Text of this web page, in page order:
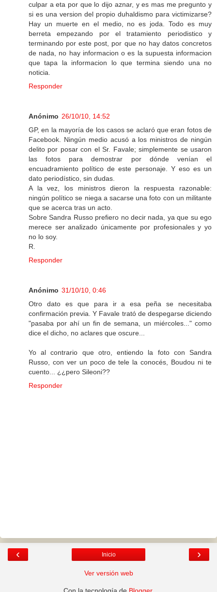
culpar a eta por que lo dijo aznar, y es mas me pregunto y
si es una version del propio duhaldismo para victimizarse?
Hay un muerte en el medio, no es joda. Todo es muy
berreta empezando por el tratamiento periodistico y
terminando por este post, por que no hay datos concretos
de nada, no hay informacion o es la supuesta informacion
que tapa la informacion lo que termina siendo una no
noticia.
Responder
Anónimo 26/10/10, 14:52
GP, en la mayoría de los casos se aclaró que eran fotos de
Facebook. Ningún medio acusó a los ministros de ningún
delito por posar con el Sr. Favale; simplemente se usaron
las fotos para demostrar por dónde venían el
encuadramiento político de este personaje. Y eso es un
dato periodístico, sin dudas.
A la vez, los ministros dieron la respuesta razonable:
ningún político se niega a sacarse una foto con un militante
que se acerca tras un acto.
Sobre Sandra Russo prefiero no decir nada, ya que su ego
merece ser analizado únicamente por profesionales y yo
no lo soy.
R.
Responder
Anónimo 31/10/10, 0:46
Otro dato es que para ir a esa peña se necesitaba
confirmación previa. Y Favale trató de despegarse diciendo
"pasaba por ahí un fin de semana, un miércoles..." como
dice el dicho, no aclares que oscure...
Yo al contrario que otro, entiendo la foto con Sandra
Russo, con ver un poco de tele la conocés, Boudou ni te
cuento... ¿¿pero Sileoni??
Responder
‹ ›
Inicio
Ver versión web
Con la tecnología de Blogger.